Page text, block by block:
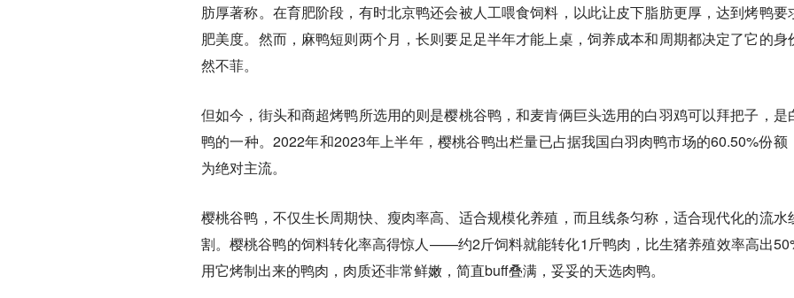
肪厚著称。在育肥阶段，有时北京鸭还会被人工喂食饲料，以此让皮下脂肪更厚，达到烤鸭要
肥美度。然而，麻鸭短则两个月，长则要足足半年才能上桌，饲养成本和周期都决定了它的身
然不菲。
但如今，街头和商超烤鸭所选用的则是樱桃谷鸭，和麦肯俩巨头选用的白羽鸡可以拜把子，是
鸭的一种。2022年和2023年上半年，樱桃谷鸭出栏量已占据我国白羽肉鸭市场的60.50%份额
为绝对主流。
樱桃谷鸭，不仅生长周期快、瘦肉率高、适合规模化养殖，而且线条匀称，适合现代化的流水
割。樱桃谷鸭的饲料转化率高得惊人——约2斤饲料就能转化1斤鸭肉，比生猪养殖效率高出
用它烤制出来的鸭肉，肉质还非常鲜嫩，简直buff叠满，妥妥的天选肉鸭。